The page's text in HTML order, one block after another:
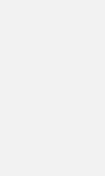
年(2023年各专业收费标准)